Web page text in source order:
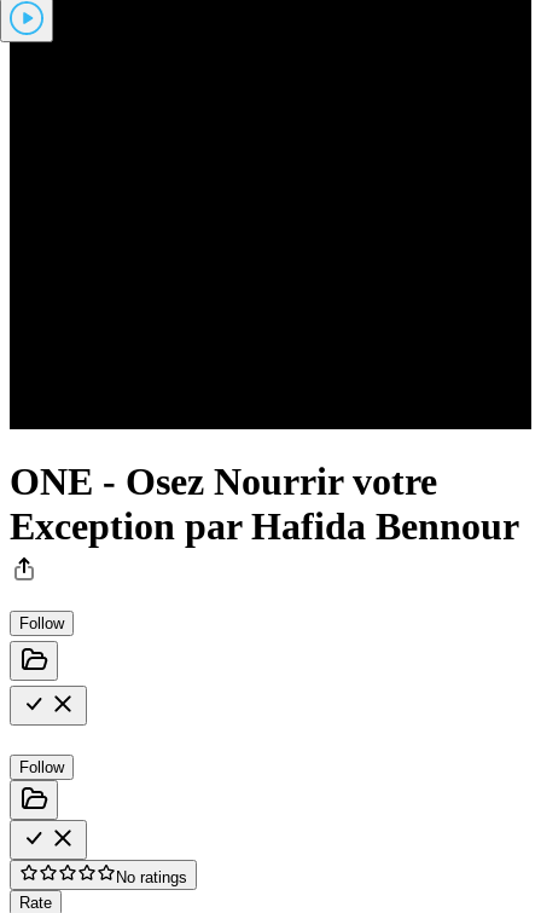
ONE - Osez Nourrir votre
Exception par Hafida Bennour
Follow
Follow
No ratings
Rate